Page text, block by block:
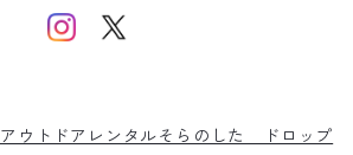
アウトドアレンタルそらのした ドロップ